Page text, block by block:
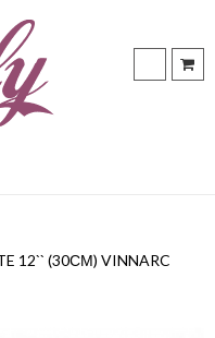
12`` (30СМ) VINNARC